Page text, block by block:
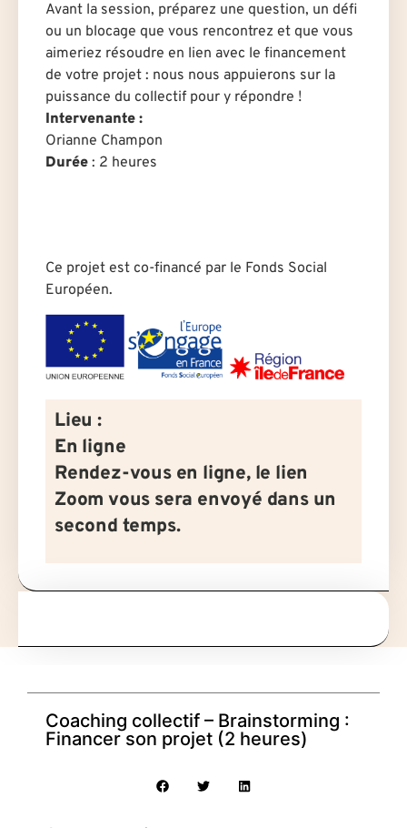
Avant la session, préparez une question, un défi
ou un blocage que vous rencontrez et que vous
aimeriez résoudre en lien avec le financement
de votre projet : nous nous appuierons sur la
puissance du collectif pour y répondre !
Intervenante :
Orianne Champon
Durée : 2 heures
Ce projet est co-financé par le Fonds Social
Européen.
Lieu :
En ligne
Rendez-vous en ligne, le lien
Zoom vous sera envoyé dans un
second temps.
Coaching collectif – Brainstorming :
Financer son projet (2 heures)